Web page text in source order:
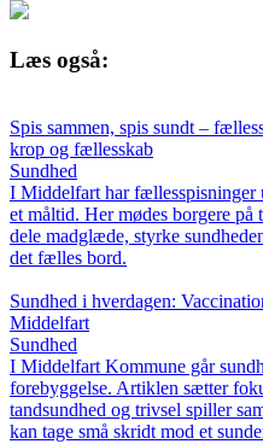
Læs også:
Spis sammen, spis sundt –
krop og fællesskab
Sundhed
I Middelfart har fællesspisninger
et måltid. Her mødes borgere
dele madglæde, styrke
det fælles bord.
Sundhed i hverdagen:
Middelfart
Sundhed
I Middelfart Kommune går
forebyggelse. Artiklen sætter
tandsundhed og trivsel spiller
kan tage små skridt mod et